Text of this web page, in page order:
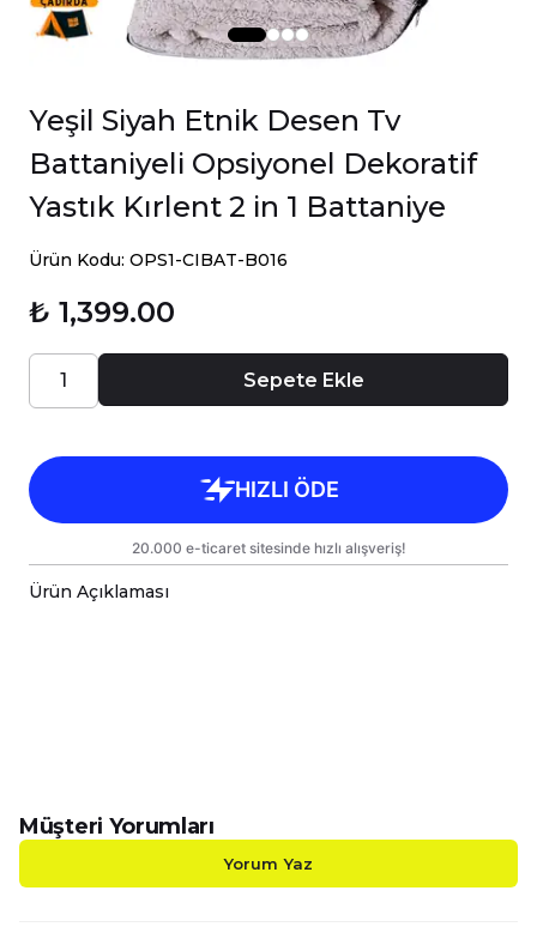
Yeşil Siyah Etnik Desen Tv
Battaniyeli Opsiyonel Dekoratif
Yastık Kırlent 2 in 1 Battaniye
Ürün Kodu: OPS1-CIBAT-B016
₺ 1,399.00
Sepete Ekle
Ürün Açıklaması
yaşam alanınıza estetik katan bu inovatif ürün,
üç kenarındaki fermuarlarıaçıldığında anında
110x170cm tek kişilik Wellsoft battaniye ve TV
battaniyesine dönüşür. Bu sayede, tek bir
Müşteri Yorumları
Yorum Yaz